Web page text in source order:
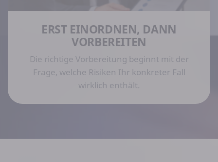
ERST EINORDNEN, DANN
VORBEREITEN
Die richtige Vorbereitung beginnt mit der
Frage, welche Risiken Ihr konkreter Fall
wirklich enthält.